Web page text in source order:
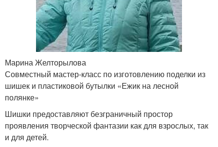
Марина Желторылова
Совместный мастер-класс по изготовлению поделки из
шишек и пластиковой бутылки «Ежик на лесной
полянке»
Шишки предоставляют безграничный простор
проявления творческой фантазии как для взрослых, так
и для детей.